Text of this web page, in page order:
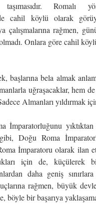
Romalı
cahil köylü olarak
çalışmalarına rağmen,
Onlara göre cahil
başlarına bela almak
uğraşacaklar, hem
Almanları yıldırmak
İmparatorluğunu
Doğu Roma
İmparatoru olarak ilan
için de, küçülerek
daha geniş
rağmen, büyük
bir başarıya